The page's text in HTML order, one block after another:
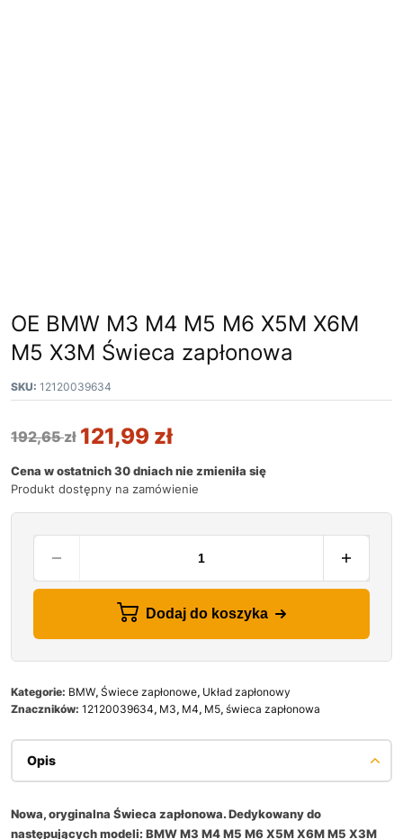
OE BMW M3 M4 M5 M6 X5M X6M
M5 X3M Świeca zapłonowa
SKU: 12120039634
192,65zł 121,99 zł
Cena w ostatnich 30 dniach nie zmieniła się
Produkt dostępny na zamówienie
Dodaj do koszyka
Kategorie: BMW, Świece zapłonowe, Układ zapłonowy
Znaczników: 12120039634, M3, M4, M5, świeca zapłonowa
Opis
Nowa, oryginalna Świeca zapłonowa. Dedykowany do
następujących modeli: BMW M3 M4 M5 M6 X5M X6M M5 X3M